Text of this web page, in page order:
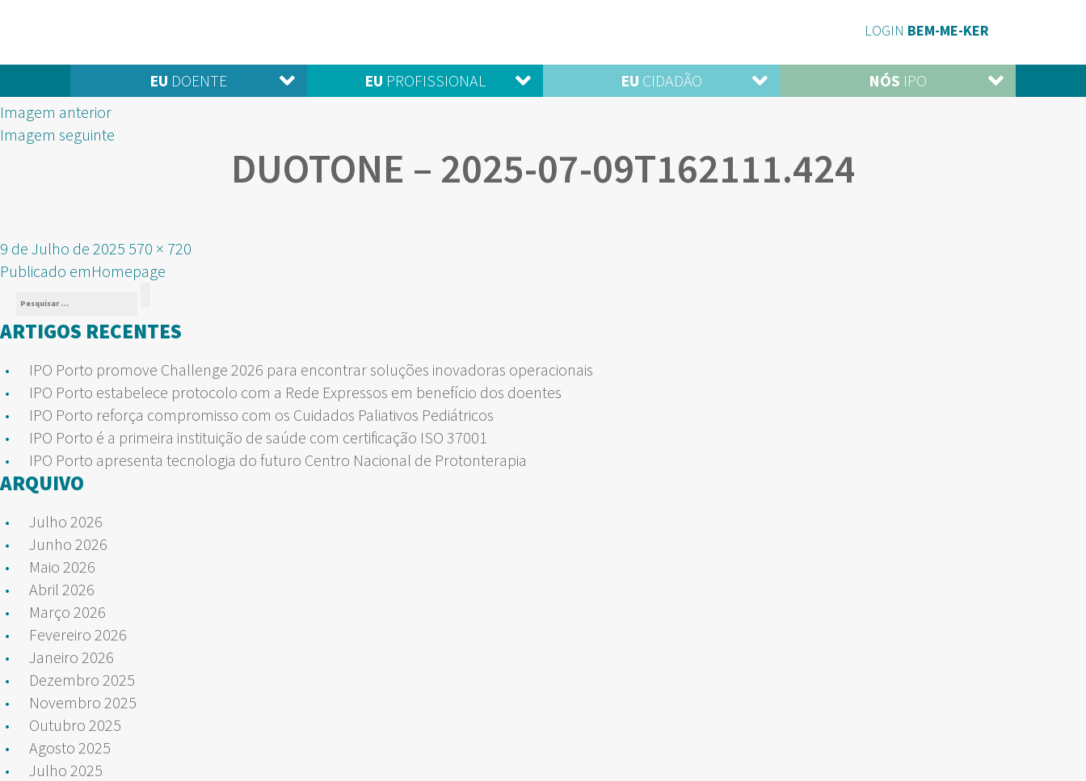
LOGIN BEM-ME-KER
EU DOENTE EU PROFISSIONAL EU CIDADÃO NÓS IPO
Imagem anterior
Imagem seguinte
DUOTONE – 2025-07-09T162111.424
Publicado
em
9 de Julho de 2025 Tamanho
real
570 × 720
NAVEGAÇÃO
DE
ARTIGOS
Publicado emHomepage
Pesquisar
por:
ARTIGOS RECENTES
IPO Porto promove Challenge 2026 para encontrar soluções inovadoras operacionais
IPO Porto estabelece protocolo com a Rede Expressos em benefício dos doentes
IPO Porto reforça compromisso com os Cuidados Paliativos Pediátricos
IPO Porto é a primeira instituição de saúde com certificação ISO 37001
IPO Porto apresenta tecnologia do futuro Centro Nacional de Protonterapia
ARQUIVO
Julho 2026
Junho 2026
Maio 2026
Abril 2026
Março 2026
Fevereiro 2026
Janeiro 2026
Dezembro 2025
Novembro 2025
Outubro 2025
Agosto 2025
Julho 2025